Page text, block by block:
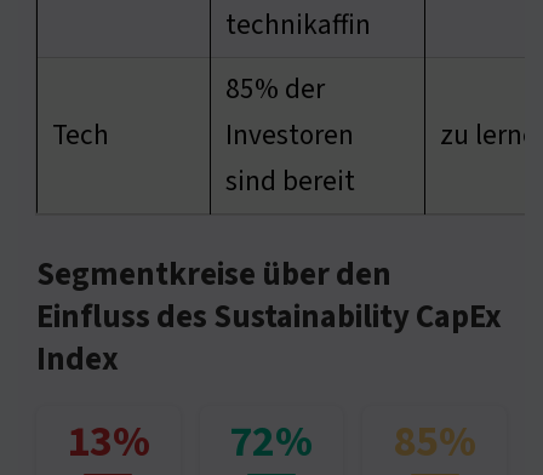
technikaffin
Tech
85% der
Investoren
sind bereit
zu
Segmentkreise über den
Einfluss des Sustainability CapEx
Index
13% 72% 85%